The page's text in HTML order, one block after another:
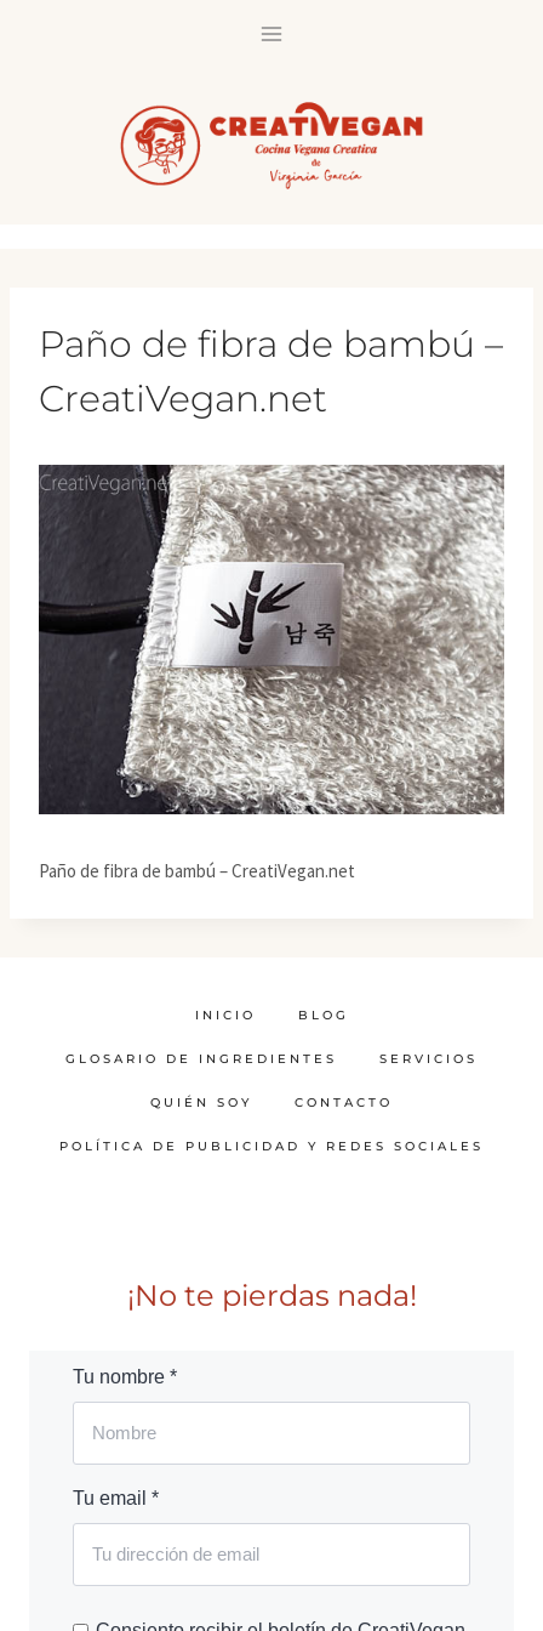
Paño de fibra de bambú –
CreatiVegan.net
Paño de fibra de bambú – CreatiVegan.net
INICIO BLOG
GLOSARIO DE INGREDIENTES SERVICIOS
QUIÉN SOY CONTACTO
POLÍTICA DE PUBLICIDAD Y REDES SOCIALES
¡No te pierdas nada!
Tu nombre *
Tu email *